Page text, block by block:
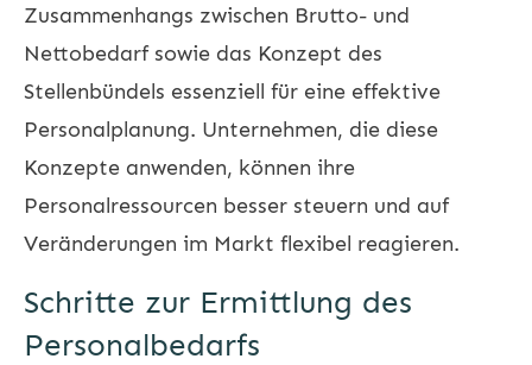
Zusammenhangs zwischen Brutto- und
Nettobedarf sowie das Konzept des
Stellenbündels essenziell für eine effektive
Personalplanung. Unternehmen, die diese
Konzepte anwenden, können ihre
Personalressourcen besser steuern und auf
Veränderungen im Markt flexibel reagieren.
Schritte zur Ermittlung des
Personalbedarfs